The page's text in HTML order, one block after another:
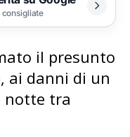
il presunto
ai danni di un
notte tra